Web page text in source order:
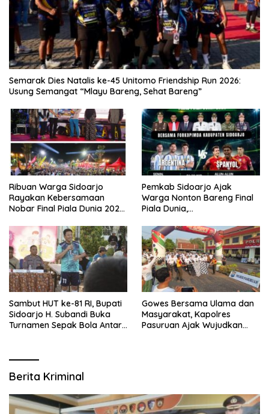
Semarak Dies Natalis ke-45 Unitomo Friendship Run 2026:
Usung Semangat “Mlayu Bareng, Sehat Bareng”
Ribuan Warga Sidoarjo
Rayakan Kebersamaan
Nobar Final Piala Dunia 2026
Forkopimda
Pemkab Sidoarjo Ajak
Warga Nonton Bareng Final
Piala Dunia,
Sambut HUT ke-81 RI, Bupati
Sidoarjo H. Subandi Buka
Turnamen Sepak Bola Antar
Gowes Bersama Ulama dan
Masyarakat, Kapolres
Pasuruan Ajak Wujudkan
Berita Kriminal